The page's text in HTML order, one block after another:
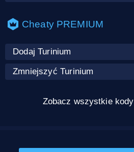
Cheaty PREMIUM
Dodaj Turinium
Zmniejszyć Turinium
Zobacz wszystkie kody